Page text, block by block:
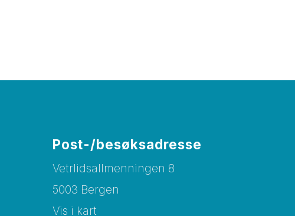
Post-/besøksadresse
Vetrlidsallmenningen 8
5003 Bergen
Vis i kart